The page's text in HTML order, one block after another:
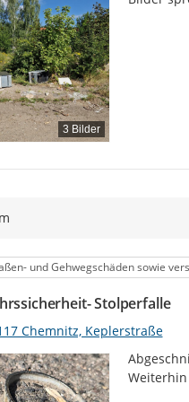
3 Bilder
und Gehwegschäden sowie
Stolperfalle
Chemnitz, Keplerstraße
Weiterhin